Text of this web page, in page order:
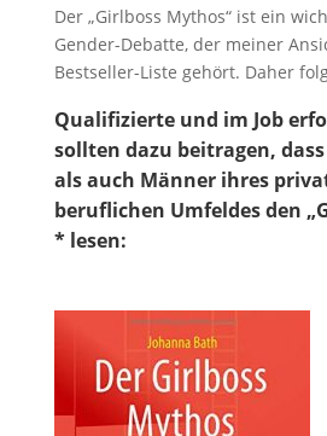
Der „Girlboss Mythos“ ist ein
Gender-Debatte, der meiner
Bestseller-Liste gehört. Daher
Qualifizierte und im Job
sollten dazu beitragen,
als auch Männer ihres
beruflichen Umfeldes den „
* lesen: